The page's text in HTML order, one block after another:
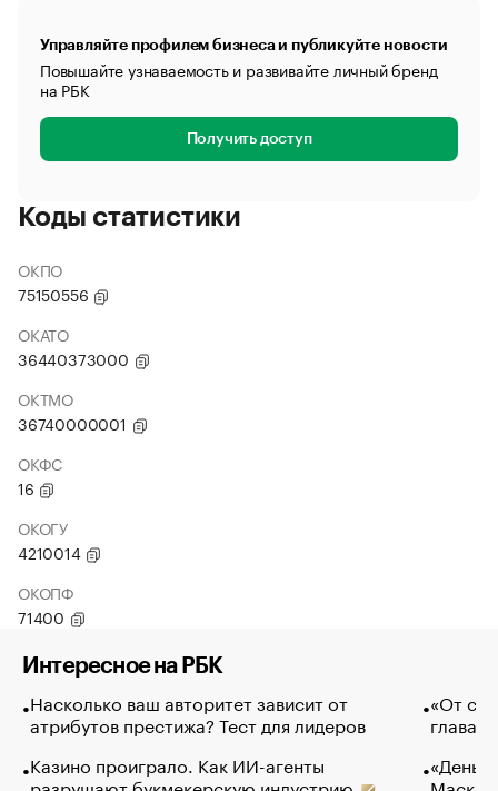
Управляйте профилем бизнеса и публикуйте новости
Повышайте узнаваемость и развивайте личный бренд
на РБК
Получить доступ
Коды статистики
ОКПО
75150556
ОКАТО
36440373000
ОКТМО
36740000001
ОКФС
16
ОКОГУ
4210014
ОКОПФ
71400
Интересное на РБК
Насколько ваш авторитет зависит от
атрибутов престижа? Тест для лидеров
Казино проиграло. Как ИИ-агенты
«От
глава